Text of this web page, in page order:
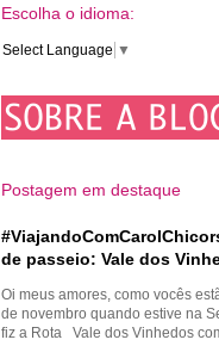
Escolha o idioma:
Select Language ▼
Postagem em destaque
de passeio: Vale dos
Oi meus amores, como vocês
de novembro quando estive na
fiz a Rota Vale dos Vinhedos